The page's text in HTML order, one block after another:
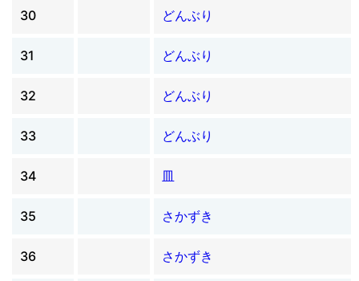
30 どんぶり
31 どんぶり
32 どんぶり
33 どんぶり
34 皿
35 さかずき
36 さかずき